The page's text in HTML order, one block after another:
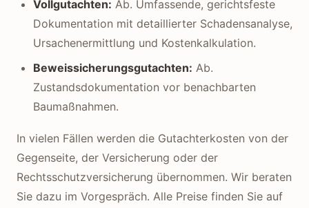
Vollgutachten: Ab. Umfassende, gerichtsfeste
Dokumentation mit detaillierter Schadensanalyse,
Ursachenermittlung und Kostenkalkulation.
Beweissicherungsgutachten: Ab.
Zustandsdokumentation vor benachbarten
Baumaßnahmen.
In vielen Fällen werden die Gutachterkosten von der
Gegenseite, der Versicherung oder der
Rechtsschutzversicherung übernommen. Wir beraten
Sie dazu im Vorgespräch. Alle Preise finden Sie auf